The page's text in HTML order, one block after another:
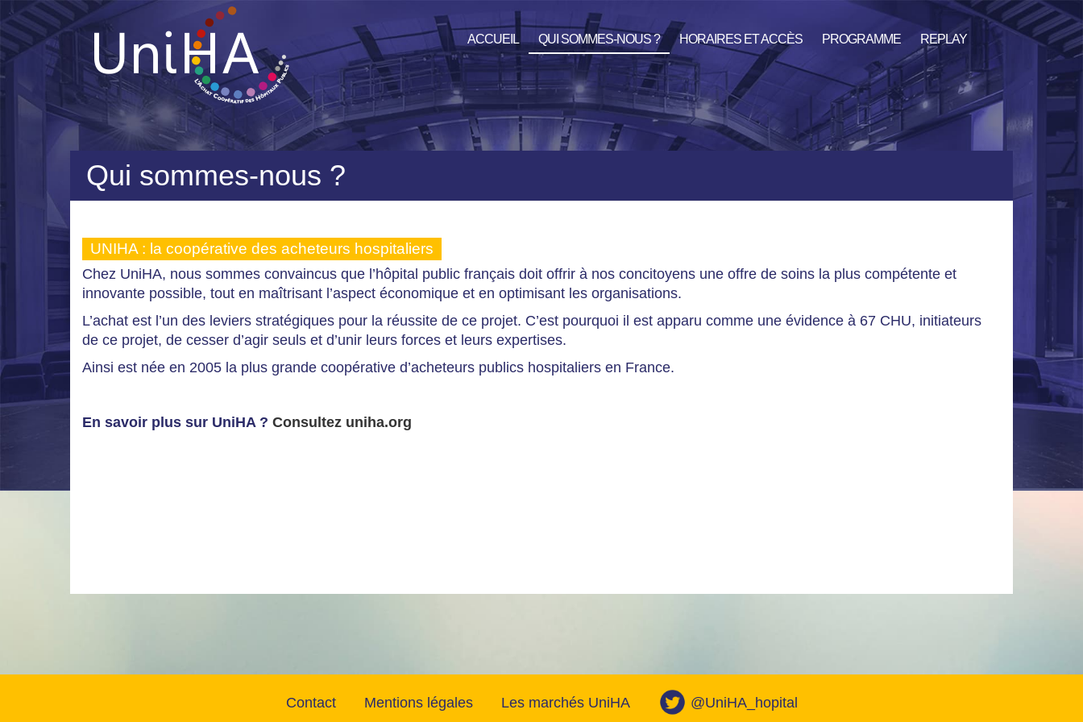
ACCUEIL QUI SOMMES-NOUS ? HORAIRES ET ACCÈS PROGRAMME REPLAY
Qui sommes-nous ?
UNIHA : la coopérative des acheteurs hospitaliers
Chez UniHA, nous sommes convaincus que l’hôpital public français doit offrir à nos concitoyens une offre de soins la plus compétente et
innovante possible, tout en maîtrisant l’aspect économique et en optimisant les organisations.
L’achat est l’un des leviers stratégiques pour la réussite de ce projet. C’est pourquoi il est apparu comme une évidence à 67 CHU, initiateurs
de ce projet, de cesser d’agir seuls et d’unir leurs forces et leurs expertises.
Ainsi est née en 2005 la plus grande coopérative d’acheteurs publics hospitaliers en France.
En savoir plus sur UniHA ? Consultez uniha.org
Contact Mentions légales Les marchés UniHA @UniHA_hopital